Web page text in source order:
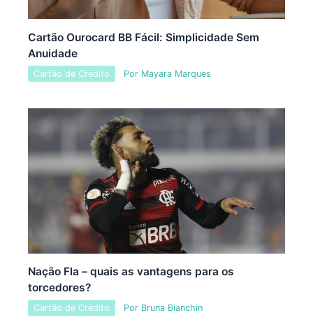
Cartão Ourocard BB Fácil: Simplicidade Sem
Anuidade
Cartão de Crédito Por Mayara Marques
Nação Fla – quais as vantagens para os
torcedores?
Cartão de Crédito Por Bruna Bianchin